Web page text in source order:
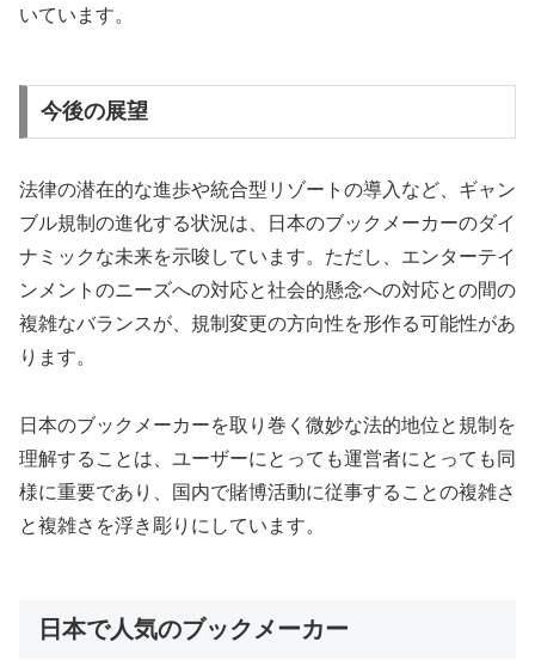
いています。
今後の展望
法律の潜在的な進歩や統合型リゾートの導入など、ギャン
ブル規制の進化する状況は、日本のブックメーカーのダイ
ナミックな未来を示唆しています。ただし、エンターテイ
ンメントのニーズへの対応と社会的懸念への対応との間の
複雑なバランスが、規制変更の方向性を形作る可能性があ
ります。
日本のブックメーカーを取り巻く微妙な法的地位と規制を
理解することは、ユーザーにとっても運営者にとっても同
様に重要であり、国内で賭博活動に従事することの複雑さ
と複雑さを浮き彫りにしています。
日本で人気のブックメーカー